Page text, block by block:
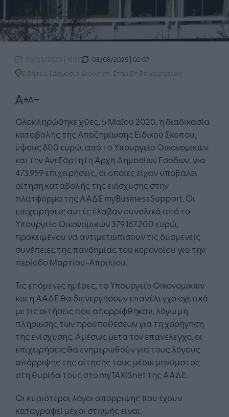
06/05/2020 | 15:20
08/08/2025 | 02:07
Ειδήσεις | Δημόσια Διοίκηση Στήριξη Επιχειρήσεων
Ολοκληρώθηκε χθες, 5 Μαΐου 2020, η διαδικασία
καταβολής της Αποζημίωσης Ειδικού Σκοπού,
ύψους 800 ευρώ, από το Υπουργείο Οικονομικών
και την Ανεξάρτητη Αρχή Δημοσίων Εσόδων, για
473.959 επιχειρήσεις, οι οποίες είχαν υποβάλει
αίτηση καταβολής της ενίσχυσης στην
πλατφόρμα της ΑΑΔΕ myBusinessSupport. Οι
επιχειρήσεις αυτές έλαβαν συνολικά από το
Υπουργείο Οικονομικών 379.167.200 ευρώ,
προκειμένου να αντιμετωπίσουν τις δυσμενείς
συνέπειες της πανδημίας του κορονοϊού για την
περίοδο Μαρτίου-Απριλίου.
Τις επόμενες ημέρες, το Υπουργείο Οικονομικών
και η ΑΑΔΕ θα διενεργήσουν επανέλεγχο σχετικά
με τις αιτήσεις που απορρίφθηκαν, λόγω μη
πλήρωσης των προϋποθέσεων για τη χορήγηση
της ενίσχυσης. Αμέσως μετά τον επανέλεγχο, οι
επιχειρήσεις θα ενημερωθούν για τους λόγους
απόρριψης της αίτησής τους μέσω μηνύματος
στη θυρίδα τους στο myTAXISnet της ΑΑΔΕ.
Οι κυριότεροι λόγοι απόρριψης που έχουν
καταγραφεί μέχρι στιγμής είναι: